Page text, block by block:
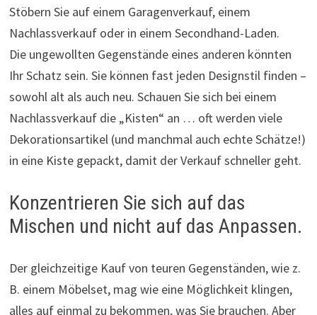
Stöbern Sie auf einem Garagenverkauf, einem
Nachlassverkauf oder in einem Secondhand-Laden.
Die ungewollten Gegenstände eines anderen könnten
Ihr Schatz sein. Sie können fast jeden Designstil finden –
sowohl alt als auch neu. Schauen Sie sich bei einem
Nachlassverkauf die „Kisten“ an … oft werden viele
Dekorationsartikel (und manchmal auch echte Schätze!)
in eine Kiste gepackt, damit der Verkauf schneller geht.
Konzentrieren Sie sich auf das
Mischen und nicht auf das Anpassen.
Der gleichzeitige Kauf von teuren Gegenständen, wie z.
B. einem Möbelset, mag wie eine Möglichkeit klingen,
alles auf einmal zu bekommen, was Sie brauchen. Aber